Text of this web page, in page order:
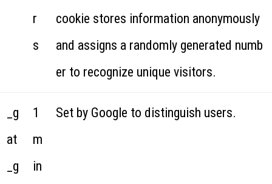
r
s
cookie stores information anonymously
and assigns a randomly generated numb
er to recognize unique visitors.
_g
at
_g
1
m
in
Set by Google to distinguish users.